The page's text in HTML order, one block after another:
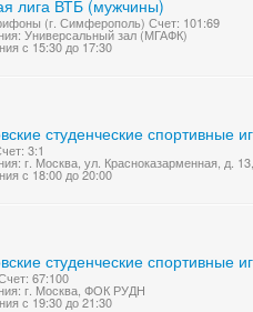
лига ВТБ (мужчины)
(г. Симферополь) Счет: 101:69
Универсальный зал (МГАФК)
с 15:30 до 17:30
студенческие спортивные
3:1
г. Москва, ул. Красноказарменная, д.
с 18:00 до 20:00
студенческие спортивные
67:100
г. Москва, ФОК РУДН
с 19:30 до 21:30